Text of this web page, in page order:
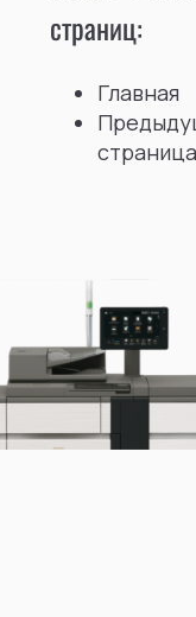
страниц:
Главная
страница